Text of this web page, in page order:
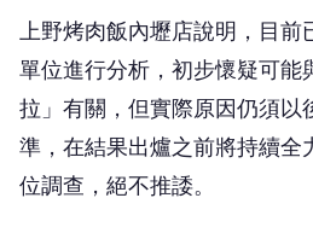
上野烤肉飯內壢店說明，目
單位進行分析，初步懷疑可能
拉」有關，但實際原因仍須以
準，在結果出爐之前將持續全
位調查，絕不推諉。